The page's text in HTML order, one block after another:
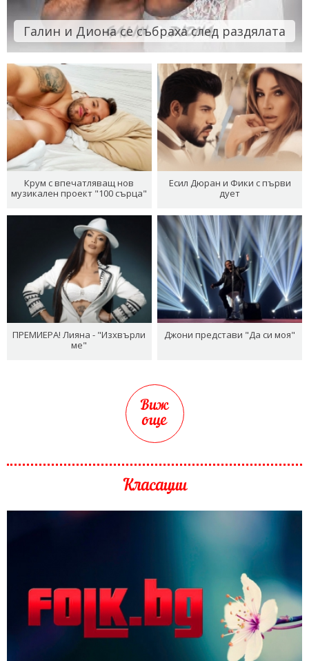
Галин и Диона се събраха след раздялата
Крум с впечатляващ нов
музикален проект "100 сърца"
Есил Дюран и Фики с първи
дует
ПРЕМИЕРА! Лияна - "Изхвърли
ме"
Джони представи "Да си моя"
Виж
още
Класации